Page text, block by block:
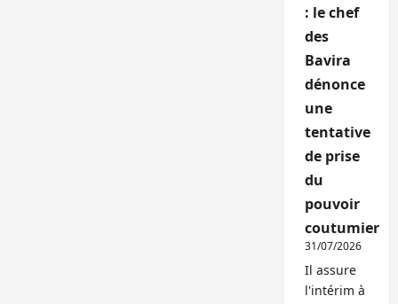
: le chef
des
Bavira
dénonce
une
tentative
de prise
du
pouvoir
coutumier
31/07/2026
Il assure
l'intérim à